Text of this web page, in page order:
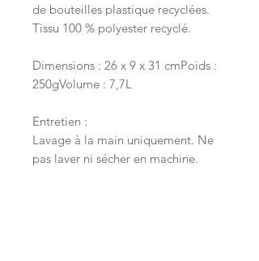
de bouteilles plastique recyclées.
Tissu 100 % polyester recyclé.
Dimensions : 26 x 9 x 31 cmPoids :
250gVolume : 7,7L
Entretien :
Lavage à la main uniquement. Ne
pas laver ni sécher en machine.